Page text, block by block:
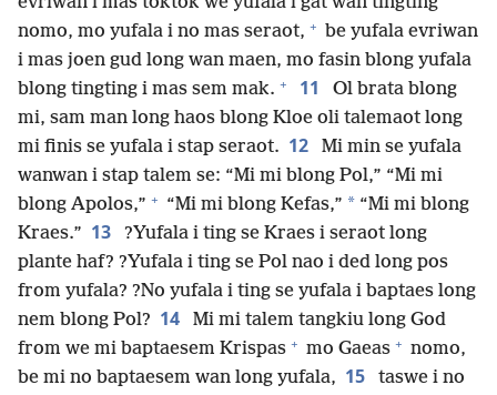
nomo, mo yufala i no mas seraot, + be yufala evriwan
i mas joen gud long wan maen, mo fasin blong yufala
blong tingting i mas sem mak. + 11
Ol brata blong
mi, sam man long haos blong Kloe oli talemaot long
mi finis se yufala i stap seraot. 12
Mi min se yufala
wanwan i stap talem se: “Mi mi blong Pol,” “Mi mi
blong Apolos,” + “Mi mi blong Kefas,” * “Mi mi blong
Kraes.” 13
?Yufala i ting se Kraes i seraot long
plante haf? ?Yufala i ting se Pol nao i ded long pos
from yufala? ?No yufala i ting se yufala i baptaes long
nem blong Pol? 14
Mi mi talem tangkiu long God
from we mi baptaesem Krispas + mo Gaeas + nomo,
be mi no baptaesem wan long yufala, 15
taswe i no